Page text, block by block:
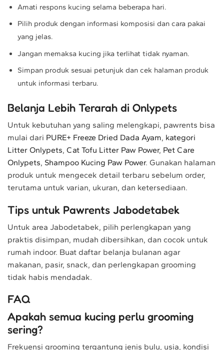
Amati respons kucing selama beberapa hari.
Pilih produk dengan informasi komposisi dan cara pakai
yang jelas.
Jangan memaksa kucing jika terlihat tidak nyaman.
Simpan produk sesuai petunjuk dan cek halaman produk
untuk informasi terbaru.
Belanja Lebih Terarah di Onlypets
Untuk kebutuhan yang saling melengkapi, pawrents bisa
mulai dari PURE+ Freeze Dried Dada Ayam, kategori
Litter Onlypets, Cat Tofu Litter Paw Power, Pet Care
Onlypets, Shampoo Kucing Paw Power. Gunakan halaman
produk untuk mengecek detail terbaru sebelum order,
terutama untuk varian, ukuran, dan ketersediaan.
Tips untuk Pawrents Jabodetabek
Untuk area Jabodetabek, pilih perlengkapan yang
praktis disimpan, mudah dibersihkan, dan cocok untuk
rumah indoor. Buat daftar belanja bulanan agar
makanan, pasir, snack, dan perlengkapan grooming
tidak habis mendadak.
FAQ
Apakah semua kucing perlu grooming
sering?
Frekuensi grooming tergantung jenis bulu, usia, kondisi